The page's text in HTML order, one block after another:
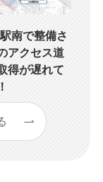
南で整備さ
アクセス道
得が遅れて